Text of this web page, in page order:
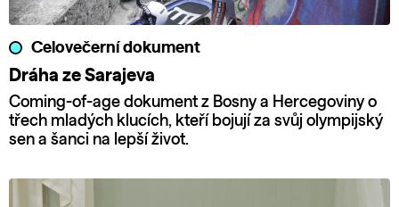
Celovečerní dokument
Dráha ze Sarajeva
Coming-of-age dokument z Bosny a Hercegoviny o
třech mladých klucích, kteří bojují za svůj olympijský
sen a šanci na lepší život.